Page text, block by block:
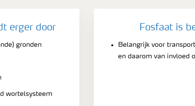
erger door
gronden
wortelsysteem
Fosfaat is
Belangrijk voor
en daarom van invloed